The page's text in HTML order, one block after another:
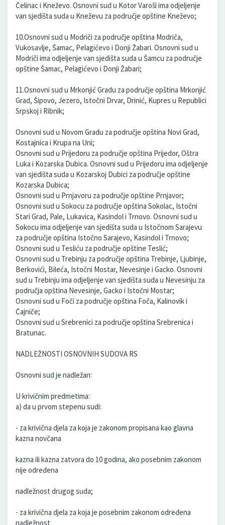
Čelinac i Kneževo. Osnovni sud u Kotor Varoši ima odjeljenje
van sjedišta suda u Kneževu za područje opštine Kneževo;
10.Osnovni sud u Modriči za područje opština Modriča,
Vukosavlje, Šamac, Pelagićevo i Donji Žabari. Osnovni sud u
Modriči ima odjeljenje van sjedišta suda u Šamcu za područje
opštine Šamac, Pelagićevo i Donji Žabari;
11.Osnovni sud u Mrkonjić Gradu za područje opština Mrkonjić
Grad, Šipovo, Jezero, Istočni Drvar, Drinić, Kupres u Republici
Srpskoj i Ribnik;
Osnovni sud u Novom Gradu za područje opština Novi Grad,
Kostajnica i Krupa na Uni;
Osnovni sud u Prijedoru za područje opština Prijedor, Oštra
Luka i Kozarska Dubica. Osnovni sud u Prijedoru ima odjeljenje
van sjedišta suda u Kozarskoj Dubici za područje opštine
Kozarska Dubica;
Osnovni sud u Prnjavoru za područje opštine Prnjavor;
Osnovni sud u Sokocu za područje opština Sokolac, Istočni
Stari Grad, Pale, Lukavica, Kasindol i Trnovo. Osnovni sud u
Sokocu ima odjeljenje van sjedišta suda u Istočnom Sarajevu
za područje opština Istočno Sarajevo, Kasindol i Trnovo;
Osnovni sud u Tesliću za područje opštine Teslić;
Osnovni sud u Trebinju za područje opština Trebinje, Ljubinje,
Berkovići, Bileća, Istočni Mostar, Nevesinje i Gacko. Osnovni
sud u Trebinju ima odjeljenje van sjedišta suda u Nevesinju za
područja opština Nevesinje, Gacko i Istočni Mostar;
Osnovni sud u Foči za područje opština Foča, Kalinovik i
Čajniče;
Osnovni sud u Srebrenici za područje opština Srebrenica i
Bratunac.
NADLEŽNOSTI OSNOVNIH SUDOVA RS
Osnovni sud je nadležan:
U krivičnim predmetima:
a) da u prvom stepenu sudi:
- za krivična djela za koja je zakonom propisana kao glavna
kazna novčana
kazna ili kazna zatvora do 10 godina, ako posebnim zakonom
nije određena
nadležnost drugog suda;
- za krivična djela za koja je posebnim zakonom određena
nadležnost